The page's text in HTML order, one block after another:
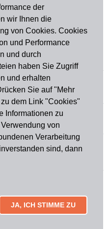
der
wir Ihnen die
von Cookies. Cookies
und Performance
und durch
haben Sie Zugriff
und erhalten
Sie auf "Mehr
dem Link "Cookies"
Informationen zu
von
Verarbeitung
sind, dann
JA, ICH STIMME ZU